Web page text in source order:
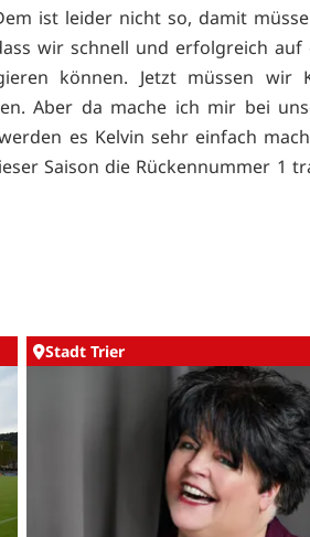
ist leider nicht so, damit
wir schnell und erfolgreich auf
können. Jetzt müssen wir
Aber da mache ich mir bei
es Kelvin sehr einfach
Saison die Rückennummer 1
Stadt Trier